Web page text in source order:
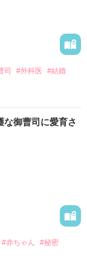
司 #外科医 #結婚
な御曹司に愛育さ
#赤ちゃん
#秘密